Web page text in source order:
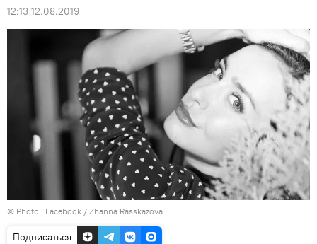
12:13 12.08.2019
© Photo : Facebook / Zhanna Rasskazova
Подписаться